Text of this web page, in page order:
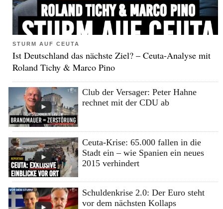
STURM AUF CEUTA
Ist Deutschland das nächste Ziel? – Ceuta-Analyse mit
Roland Tichy & Marco Pino
Club der Versager: Peter Hahne
rechnet mit der CDU ab
Ceuta-Krise: 65.000 fallen in die
Stadt ein – wie Spanien ein neues
2015 verhindert
Schuldenkrise 2.0: Der Euro steht
vor dem nächsten Kollaps